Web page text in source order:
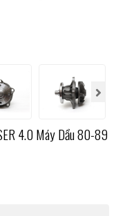
4.0 Máy Dầu 80-89